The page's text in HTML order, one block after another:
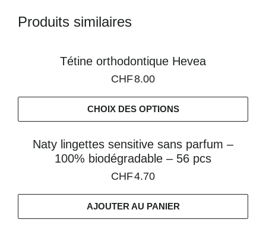
Produits similaires
Tétine orthodontique Hevea
CHF8.00
CHOIX DES OPTIONS
Naty lingettes sensitive sans parfum –
100% biodégradable – 56 pcs
CHF4.70
AJOUTER AU PANIER